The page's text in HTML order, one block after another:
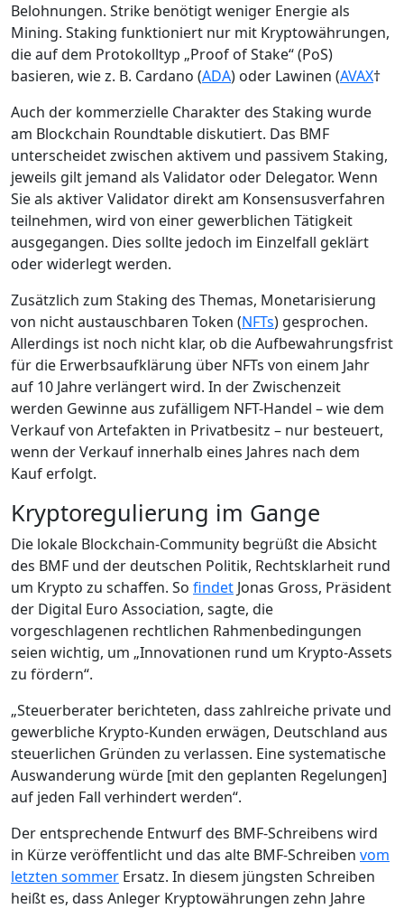
Belohnungen. Strike benötigt weniger Energie als
Mining. Staking funktioniert nur mit Kryptowährungen,
die auf dem Protokolltyp „Proof of Stake“ (PoS)
basieren, wie z. B. Cardano (ADA) oder Lawinen (AVAX†
Auch der kommerzielle Charakter des Staking wurde
am Blockchain Roundtable diskutiert. Das BMF
unterscheidet zwischen aktivem und passivem Staking,
jeweils gilt jemand als Validator oder Delegator. Wenn
Sie als aktiver Validator direkt am Konsensusverfahren
teilnehmen, wird von einer gewerblichen Tätigkeit
ausgegangen. Dies sollte jedoch im Einzelfall geklärt
oder widerlegt werden.
Zusätzlich zum Staking des Themas, Monetarisierung
von nicht austauschbaren Token (NFTs) gesprochen.
Allerdings ist noch nicht klar, ob die Aufbewahrungsfrist
für die Erwerbsaufklärung über NFTs von einem Jahr
auf 10 Jahre verlängert wird. In der Zwischenzeit
werden Gewinne aus zufälligem NFT-Handel – wie dem
Verkauf von Artefakten in Privatbesitz – nur besteuert,
wenn der Verkauf innerhalb eines Jahres nach dem
Kauf erfolgt.
Kryptoregulierung im Gange
Die lokale Blockchain-Community begrüßt die Absicht
des BMF und der deutschen Politik, Rechtsklarheit rund
um Krypto zu schaffen. So findet Jonas Gross, Präsident
der Digital Euro Association, sagte, die
vorgeschlagenen rechtlichen Rahmenbedingungen
seien wichtig, um „Innovationen rund um Krypto-Assets
zu fördern“.
„Steuerberater berichteten, dass zahlreiche private und
gewerbliche Krypto-Kunden erwägen, Deutschland aus
steuerlichen Gründen zu verlassen. Eine systematische
Auswanderung würde [mit den geplanten Regelungen]
auf jeden Fall verhindert werden“.
Der entsprechende Entwurf des BMF-Schreibens wird
in Kürze veröffentlicht und das alte BMF-Schreiben vom
letzten sommer Ersatz. In diesem jüngsten Schreiben
heißt es, dass Anleger Kryptowährungen zehn Jahre